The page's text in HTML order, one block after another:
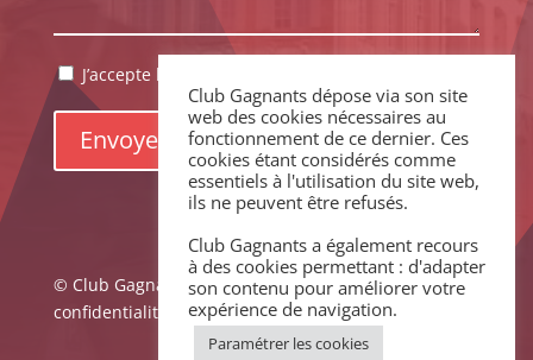
RGPD*
J’accepte la politique de confidentialité.
Envoyer
© Club Gagnants –Mentions légales|Politique de
confidentialité
Club Gagnants dépose via son site
web des cookies nécessaires au
fonctionnement de ce dernier. Ces
cookies étant considérés comme
essentiels à l'utilisation du site web,
ils ne peuvent être refusés.
Club Gagnants a également recours
à des cookies permettant : d'adapter
son contenu pour améliorer votre
expérience de navigation.
Paramétrer les cookies